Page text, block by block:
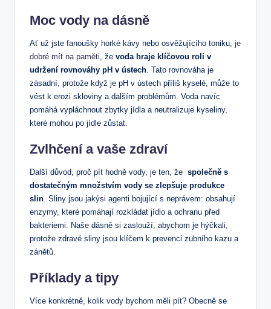
Moc vody ‍na dásně
Ať už‌ jste fanoušky horké kávy nebo osvěžujícího toniku, je
dobré mít na paměti,‍ že voda hraje klíčovou roli v
udržení rovnováhy pH v ústech. Tato rovnováha je
zásadní, protože když je pH v ústech příliš ⁤kyselé, může to⁢
vést k ​erozi skloviny a dalším problémům. Voda navíc
pomáhá vypláchnout zbytky jídla ‍a​ neutralizuje kyseliny,​
které mohou ‍po ⁢jídle zůstat.
Zvlhčení a vaše zdraví
Další důvod, proč pít hodně vody, je ten, že ​ společně s
dostatečným množstvím ‌vody se zlepšuje⁤ produkce
slin. Sliny jsou jakýsi agenti bojující s neprávem: obsahují
enzymy, ​které pomáhají rozkládat jídlo a ochranu před
bakteriemi. Naše ‍dásně si zaslouží, ‍abychom je ​hýčkali,
protože zdravé sliny jsou klíčem​ k ‌prevenci zubního kazu a
zánětů.
Příklady a tipy
Více konkrétně, kolik vody bychom měli pít? Obecně se